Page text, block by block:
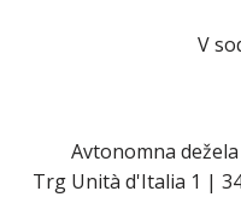
V
Avtonomna
Trg Unità d'Italia 1 |